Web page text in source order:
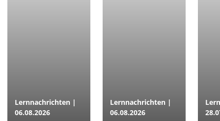
Lernnachrichten |
06.08.2026
Lernnachrichten |
06.08.2026